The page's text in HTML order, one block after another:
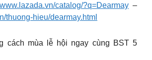
catalog/?q=Dearmay –
thuong-hieu/dearmay.html
cách mùa lễ hội ngay cùng BST 5